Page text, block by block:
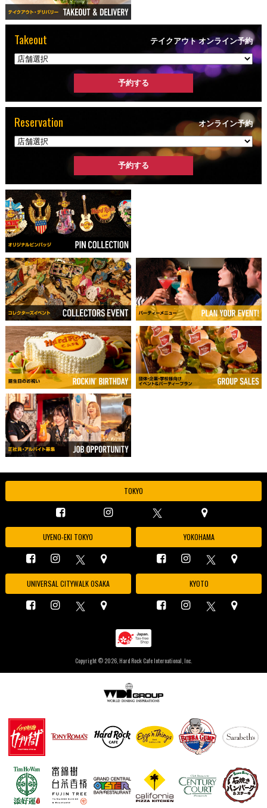
Takeout テイクアウト オンライン予約
Reservation オンライン予約
TOKYO
UYENO-EKI TOKYO YOKOHAMA
UNIVERSAL CITYWALK OSAKA KYOTO
Copyright © 2026, Hard Rock Cafe International, Inc.